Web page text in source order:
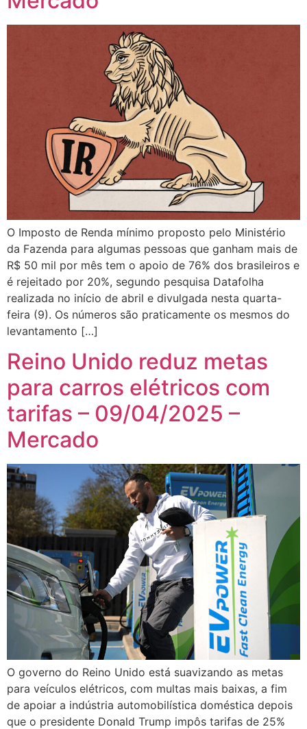
O Imposto de Renda mínimo proposto pelo Ministério
da Fazenda para algumas pessoas que ganham mais de
R$ 50 mil por mês tem o apoio de 76% dos brasileiros e
é rejeitado por 20%, segundo pesquisa Datafolha
realizada no início de abril e divulgada nesta quarta-
feira (9). Os números são praticamente os mesmos do
levantamento […]
Reino Unido reduz metas
para carros elétricos com
tarifas – 09/04/2025 –
Mercado
O governo do Reino Unido está suavizando as metas
para veículos elétricos, com multas mais baixas, a fim
de apoiar a indústria automobilística doméstica depois
que o presidente Donald Trump impôs tarifas de 25%